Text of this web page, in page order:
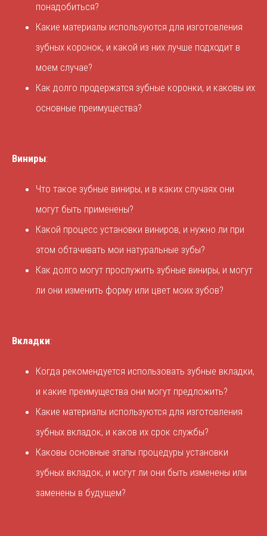
понадобиться?
Какие материалы используются для изготовления
зубных коронок, и какой из них лучше подходит в
моем случае?
Как долго продержатся зубные коронки, и каковы их
основные преимущества?
Виниры:
Что такое зубные виниры, и в каких случаях они
могут быть применены?
Какой процесс установки виниров, и нужно ли при
этом обтачивать мои натуральные зубы?
Как долго могут прослужить зубные виниры, и могут
ли они изменить форму или цвет моих зубов?
Вкладки:
Когда рекомендуется использовать зубные вкладки,
и какие преимущества они могут предложить?
Какие материалы используются для изготовления
зубных вкладок, и каков их срок службы?
Каковы основные этапы процедуры установки
зубных вкладок, и могут ли они быть изменены или
заменены в будущем?